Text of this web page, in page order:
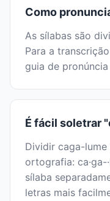
Como
As sílabas são
Para a
guia de
É fácil soletrar
Dividir caga-lume
ortografia: ca·ga-
sílaba
letras mais